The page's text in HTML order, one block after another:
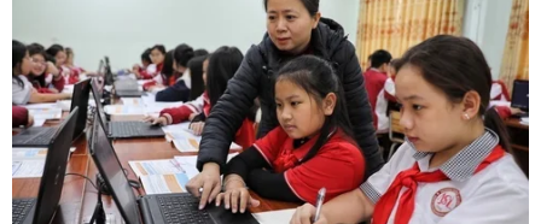
(Nguồn: Google)
Ngày 8/12, tập đoàn công nghệ Google thông
báo tích hợp ứng dụng chỉ đường Waze vào
Google Geo - danh mục các ứng dụng định vị